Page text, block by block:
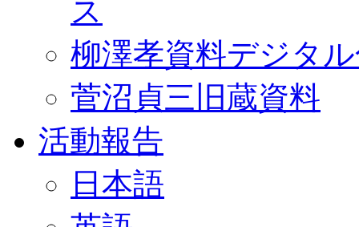
ス
柳澤孝資料デジタ
菅沼貞三旧蔵資料
活動報告
日本語